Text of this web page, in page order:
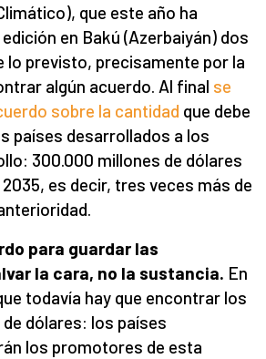
que este año ha
en Bakú (Azerbaiyán) dos
lo previsto, precisamente por la
algún acuerdo. Al final se
sobre la cantidad que debe
países desarrollados a los
300.000 millones de dólares
es decir, tres veces más de
para guardar las
la cara, no la sustancia. En
todavía hay que encontrar los
dólares: los países
los promotores de esta